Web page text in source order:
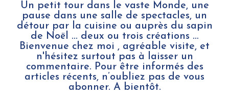
Un petit tour dans le vaste Monde, une
pause dans une salle de spectacles, un
détour par la cuisine ou auprès du sapin
de Noël ... deux ou trois créations …
Bienvenue chez moi , agréable visite, et
n'hésitez surtout pas à laisser un
commentaire. Pour être informés des
articles récents, n’oubliez pas de vous
abonner. A bientôt.